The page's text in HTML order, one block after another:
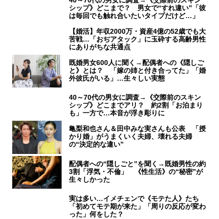
シップ》どこまで？ 男女で“すれ違い”「彼
は毎回でも触れ合いたいタイプだけど…」
【婚活】年収2000万・資産4億の52歳でも大
苦戦…「おぢアタック」に玉砕する高齢男性
にありがちな共通点
既婚男女600人に聞く→配偶者への《隠しご
と》とは？ 「嫁の姉と付き合ってた」「婚
外彼氏がいる」…生々しい実態
40～70代の男女に調査→《交際前のスキン
シップ》どこまでアリ？ 約2割「お泊まり
も」一方で…本音が浮き彫りに
亀梨和也さん＆田中みな実さんも公表 「授
かり婚」がうまくいく夫婦、壊れる夫婦
の“決定的な違い”
配偶者への“隠しごと”を聞く→既婚男性の約
3割「浮気・不倫」 《性生活》の“秘密”が
生々しかった
実は多い…イメチェンで《モテた人》たち
「初めてモテ期が来た」「周りの反応が変わ
った」何をした？